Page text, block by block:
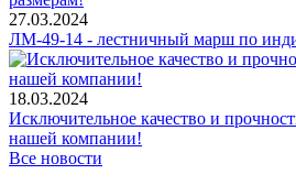
27.03.2024
ЛМ-49-14 - лестничный марш по
18.03.2024
Исключительное качество и
нашей компании!
Все новости